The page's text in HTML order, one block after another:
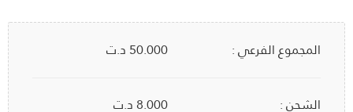
المجموع الفرعي : 50.000 د.ت
الشحن : 8.000 د.ت